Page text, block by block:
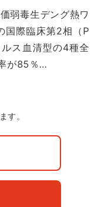
弱毒生デング熱ワ
国際臨床第2相（P
ス血清型の4種全
が85％…
す。